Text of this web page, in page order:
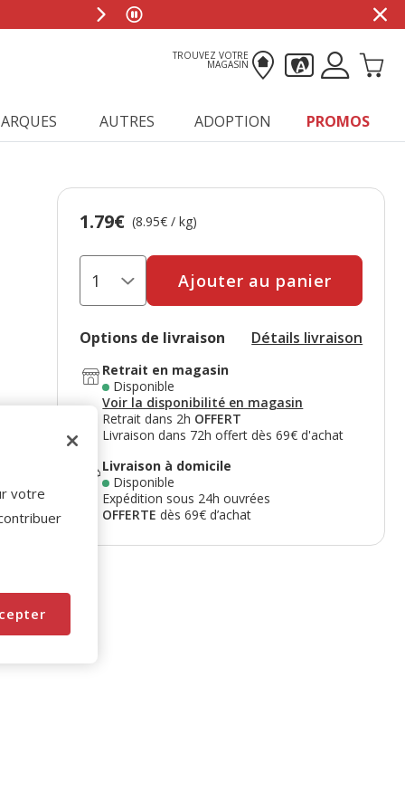
TROUVEZ VOTRE
MAGASIN
AUTRES ADOPTION PROMOS
Prix 1.79€, 8.95 EUR par kg
1.79€ (8.95€ / kg)
Ajouter au panier
Options de livraison Détails livraison
Retrait en magasin
Disponible
Voir la disponibilité en magasin
Retrait dans 2h OFFERT
Livraison dans 72h offert dès 69€ d'achat
Livraison à domicile
Disponible
Expédition sous 24h ouvrées
OFFERTEdès 69€ d’achat
votre